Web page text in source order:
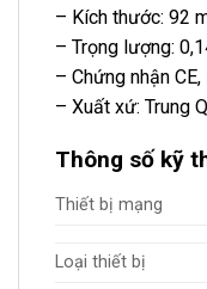
– Kích thước: 92
– Trọng lượng:
– Chứng nhận CE,
– Xuất xứ: Trung
Thông số kỹ
Thiết bị mạng
Loại thiết bị